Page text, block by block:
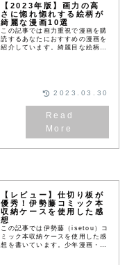
【2023年版】画力の高
さに惚れ惚れする絵柄が
綺麗な漫画10選
この記事では画力重視で漫画を購
読するあなたにおすすめの漫画を
紹介しています。綺麗目な絵柄や
2023.03.30
【レビュー】仕切り板が
優秀！伊勢藤コミック本
収納ケースを使用した感
想
この記事では伊勢藤（isetou）コ
ミック本収納ケースを使用した感
想を書いています。少年漫画・